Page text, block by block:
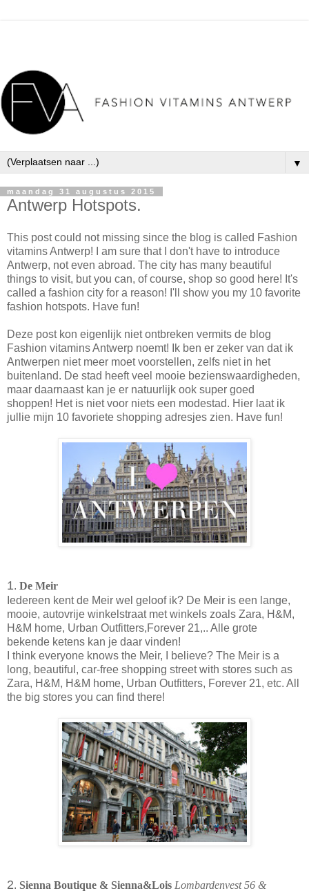
▼
maandag 31 augustus 2015
Antwerp Hotspots.
This post could not missing since the blog is called Fashion
vitamins Antwerp! I am sure that I don't have to introduce
Antwerp, not even abroad. The city has many beautiful
things to visit, but you can, of course, shop so good here! It's
called a fashion city for a reason! I'll show you my 10 favorite
fashion hotspots. Have fun!
Deze post kon eigenlijk niet ontbreken vermits de blog
Fashion vitamins Antwerp noemt! Ik ben er zeker van dat ik
Antwerpen niet meer moet voorstellen, zelfs niet in het
buitenland. De stad heeft veel mooie bezienswaardigheden,
maar daarnaast kan je er natuurlijk ook super goed
shoppen! Het is niet voor niets een modestad. Hier laat ik
jullie mijn 10 favoriete shopping adresjes zien. Have fun!
1. De Meir
Iedereen kent de Meir wel geloof ik? De Meir is een lange,
mooie, autovrije winkelstraat met winkels zoals Zara, H&M,
H&M home, Urban Outfitters,Forever 21,.. Alle grote
bekende ketens kan je daar vinden!
I think everyone knows the Meir, I believe? The Meir is a
long, beautiful, car-free shopping street with stores such as
Zara, H&M, H&M home, Urban Outfitters, Forever 21, etc. All
the big stores you can find there!
2. Sienna Boutique & Sienna&Lois Lombardenvest 56 &